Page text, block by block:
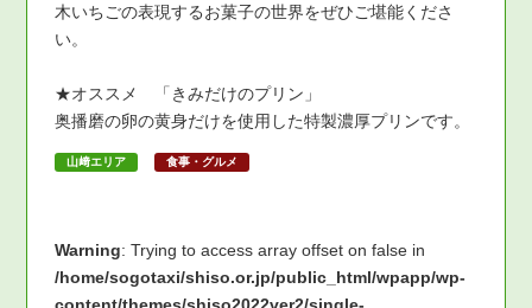
木いちごの表現するお菓子の世界をぜひご堪能くださ
い。
★オススメ 「きみだけのプリン」
奥播磨の卵の黄身だけを使用した特製濃厚プリンです。
山﨑エリア 食事・グルメ
Warning: Trying to access array offset on false in
/home/sogotaxi/shiso.or.jp/public_html/wpapp/wp-
content/themes/shiso2022ver2/single-